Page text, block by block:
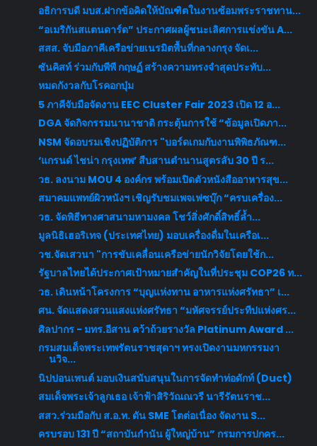
อธิการบดี มบส.ฝากข้อคิดให้บัณฑิตในงานซ้อมพระราชทาน...
“อเมริกันสแตนดาร์ด” ประกาศผลผู้ชนะเลิศการแข่งขัน A...
สสส. จับมือภาคีเครือข่ายเนรมิตพื้นที่กลางกรุง จัดเ...
ซันคิสท์ ร่วมกับพีพี กฤษฏ์ สร้างความทรงจำสุดประทับ...
หมดกังวลกับโรคอกบุ๋ม
5 ภาคีจับมือจัดงาน EEC Cluster Fair 2023 เปิด 12 อ...
DGA จัดกิจกรรมนานาชาติ กระตุ้นการใช้ “ข้อมูลเปิดภา...
NSM จัดอบรมเชิงปฏิบัติการ "บอร์ดเกมกับงานพิพิธภัณฑ...
‘แกรนด์ ไชน่า กรุงเทพ’ สืบสานตำนานสูตรลับ 30 ปี ร...
วธ. ลงนาม MOU 4 องค์กร พร้อมเปิดตัวหนังสืออาหารสุข...
สมาคมแพทย์ผิวหนังฯ เชิญรับชมเพจเฟซบุ๊ก “ครบเครื่อง...
วธ. จัดพิธีทางศาสนามหามงคล โชว์สิ่งศักดิ์สิทธิ์ล้ำ...
มูลนิธิเฮอริเทจ (ประเทศไทย) มอบเครื่องดื่มในเครือเ...
วช.จัดเสวนา "การขับเคลื่อนเครือข่ายนักวิจัยโดยใช้ก...
รัฐบาลไทยได้ประกาศเป้าหมายสำคัญในที่ประชุม COP26 ท...
วธ. เดินหน้าโครงการ “บุญแห่งทาน อาหารแห่งศรัทธา” เ...
ศน. จัดแสดงสวนแสงแห่งศรัทธา “มหัศจรรย์ประทีปแห่งศร...
ศิลปากร - มทร.อีสาน คว้าถ้วยรางวัล Platinum Award ...
กรมสมเด็จพระเทพรัตนราชสุดาฯ ทรงเปิดงานมหกรรมงา
นวิจ...
นิปปอนเพนต์ มอบเงินสนับสนุนในการจัดทำท่อดักท์ (Duct)
สมเด็จพระเจ้าลูกเธอ เจ้าฟ้าสิริวัณณวรี นารีรัตนราช...
สสว.ร่วมมือกับ ส.อ.ท. ดัน SME โตต่อเนื่อง จัดงาน S...
ครบรอบ 131 ปี “สถาบันกำนัน ผู้ใหญ่บ้าน” กรมการปกคร...